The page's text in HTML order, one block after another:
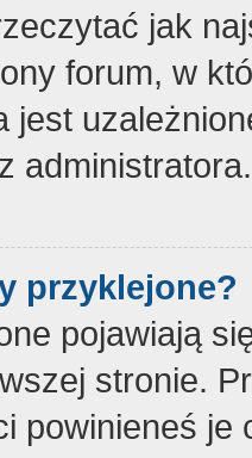
jak
forum, w
jest
administratora.
przyklejone?
pojawiają
stronie.
powinieneś je